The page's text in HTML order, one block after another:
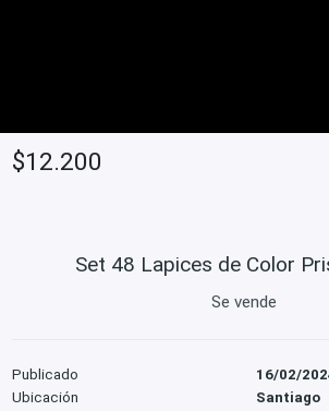
$12.200
Set 48 Lapices de Color
Se vende
Publicado
16/02/
Ubicación
Santiago